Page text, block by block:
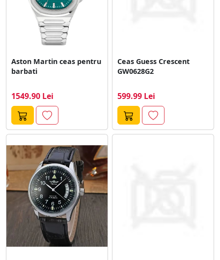
Aston Martin ceas pentru
barbati
1549.90 Lei
Ceas Guess Crescent
GW0628G2
599.99 Lei